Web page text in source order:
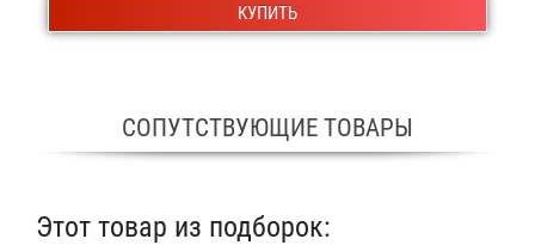
КУПИТЬ
СОПУТСТВУЮЩИЕ ТОВАРЫ
Этот товар из подборок: